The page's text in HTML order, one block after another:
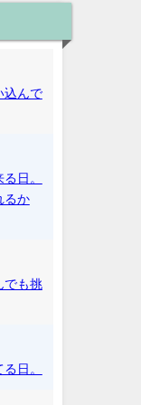
込んで
日。
るか
でも挑
日。